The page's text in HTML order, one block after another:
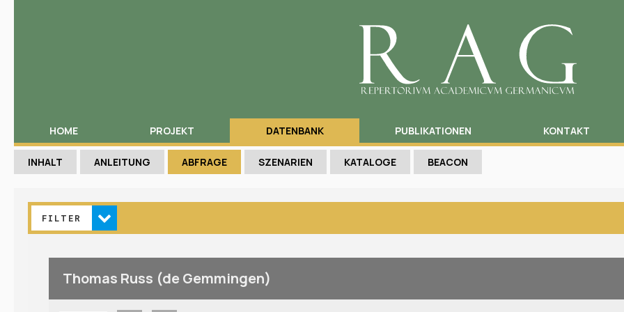
HOME PROJEKT DATENBANK PUBLIKATIONEN KONTAKT
INHALT ANLEITUNG ABFRAGE SZENARIEN KATALOGE BEACON